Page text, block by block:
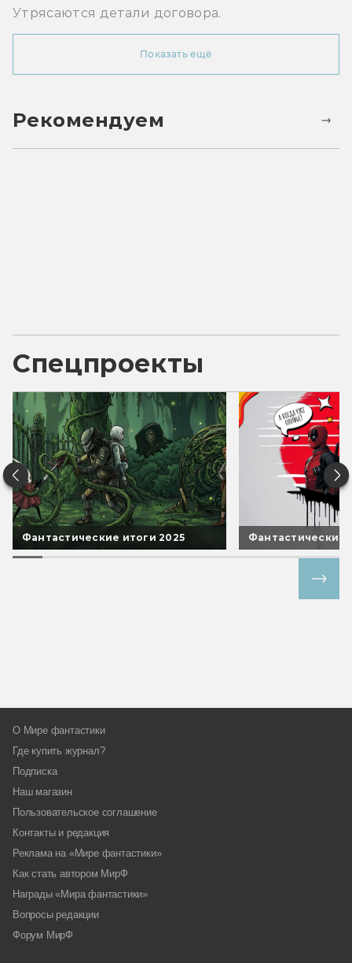
Утрясаются детали договора.
Показать ещё
Рекомендуем
Спецпроекты
Фантастические итоги 2025 Фантастические
О Мире фантастики
Где купить журнал?
Подписка
Наш магазин
Пользовательское соглашение
Контакты и редакция
Реклама на «Мире фантастики»
Как стать автором МирФ
Награды «Мира фантастики»
Вопросы редакции
Форум МирФ